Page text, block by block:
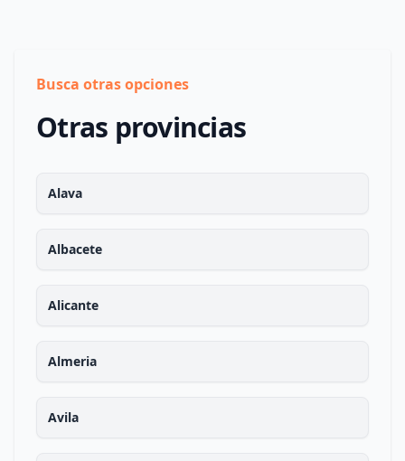
Busca otras opciones
Otras provincias
Alava
Albacete
Alicante
Almeria
Avila